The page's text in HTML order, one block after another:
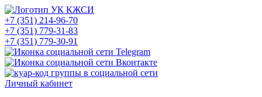
+7 (351) 214-96-70
+7 (351) 779-31-83
+7 (351) 779-30-91
Личный кабинет